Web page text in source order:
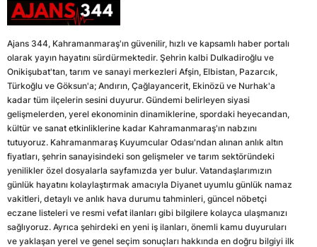
Ajans 344, Kahramanmaraş'ın güvenilir, hızlı ve kapsamlı haber portalı
olarak yayın hayatını sürdürmektedir. Şehrin kalbi Dulkadiroğlu ve
Onikişubat'tan, tarım ve sanayi merkezleri Afşin, Elbistan, Pazarcık,
Türkoğlu ve Göksun'a; Andırın, Çağlayancerit, Ekinözü ve Nurhak'a
kadar tüm ilçelerin sesini duyurur. Gündemi belirleyen siyasi
gelişmelerden, yerel ekonominin dinamiklerine, spordaki heyecandan,
kültür ve sanat etkinliklerine kadar Kahramanmaraş'ın nabzını
tutuyoruz. Kahramanmaraş Kuyumcular Odası'ndan alınan anlık altın
fiyatları, şehrin sanayisindeki son gelişmeler ve tarım sektöründeki
yenilikler özel dosyalarla sayfamızda yer bulur. Vatandaşlarımızın
günlük hayatını kolaylaştırmak amacıyla Diyanet uyumlu günlük namaz
vakitleri, detaylı ve anlık hava durumu tahminleri, güncel nöbetçi
eczane listeleri ve resmi vefat ilanları gibi bilgilere kolayca ulaşmanızı
sağlıyoruz. Ayrıca şehirdeki en yeni iş ilanları, önemli kamu duyuruları
ve yaklaşan yerel ve genel seçim sonuçları hakkında en doğru bilgiyi ilk